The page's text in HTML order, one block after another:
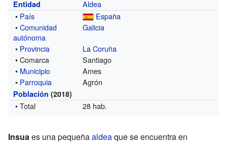
Entidad
Aldea
• País
España
•Comunidad
autónoma
Galicia
• Provincia
La Coruña
• Comarca
Santiago
• Municipio
Ames
• Parroquia Agrón
Población (2018)
• Total 28 hab.
Insuaes una pequeñaaldeaque se encuentra en